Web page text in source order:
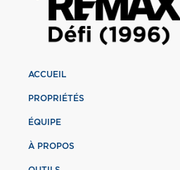
ACCUEIL
PROPRIÉTÉS
ÉQUIPE
À PROPOS